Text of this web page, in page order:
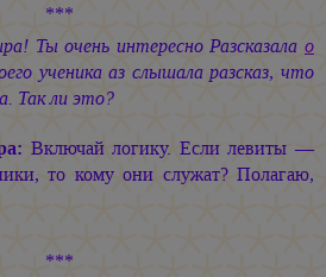
***
Ты очень интересно Разсказала о
ученика аз слышала разсказ, что
Так ли это?
Включай логику. Если левиты —
то кому они служат? Полагаю,
***